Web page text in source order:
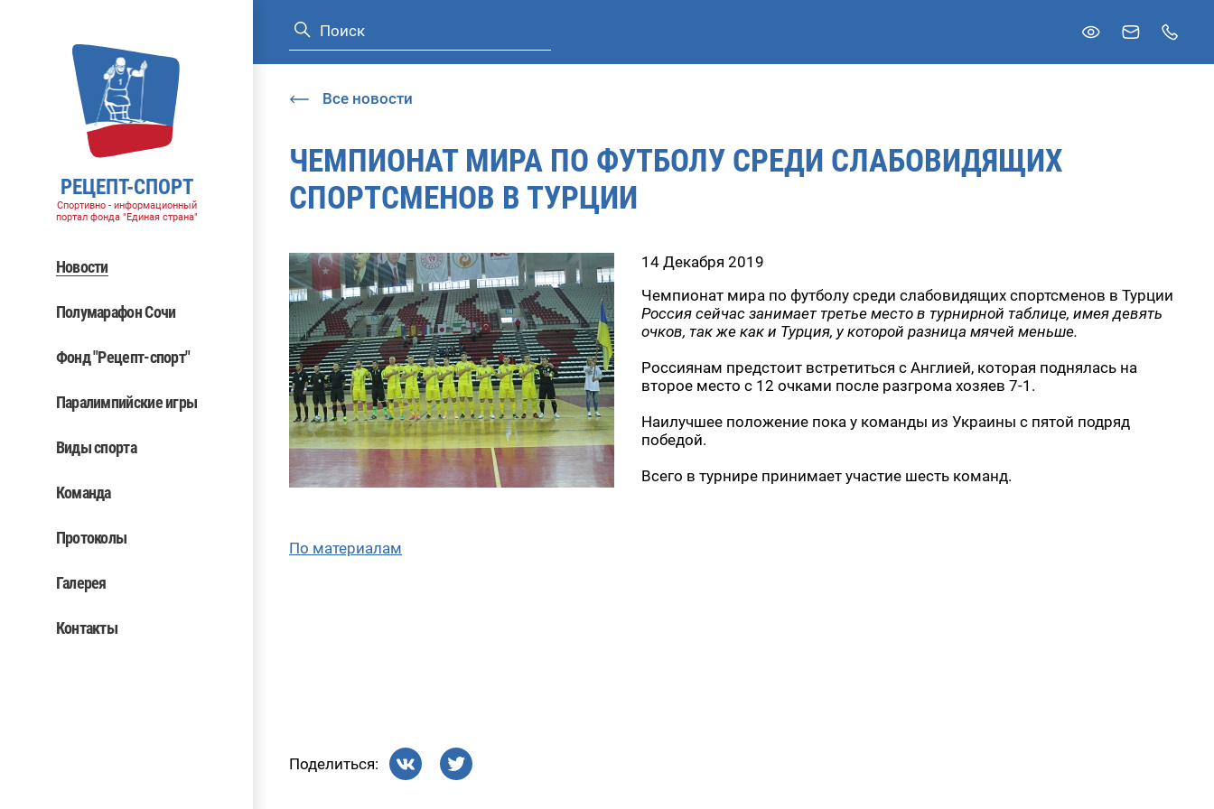
РЕЦЕПТ-СПОРТ
Спортивно - информационный
портал фонда "Единая страна"
Новости
Полумарафон Сочи
Фонд "Рецепт-спорт"
Паралимпийские игры
Виды спорта
Команда
Протоколы
Галерея
Контакты
Все новости
ЧЕМПИОНАТ МИРА ПО ФУТБОЛУ СРЕДИ СЛАБОВИДЯЩИХ
СПОРТСМЕНОВ В ТУРЦИИ
14 Декабря 2019
Чемпионат мира по футболу среди слабовидящих спортсменов в Турции
Россия сейчас занимает третье место в турнирной таблице, имея девять
очков, так же как и Турция, у которой разница мячей меньше.
Россиянам предстоит встретиться с Англией, которая поднялась на
второе место с 12 очками после разгрома хозяев 7-1.
Наилучшее положение пока у команды из Украины с пятой подряд
победой.
Всего в турнире принимает участие шесть команд.
По материалам
Поделиться: